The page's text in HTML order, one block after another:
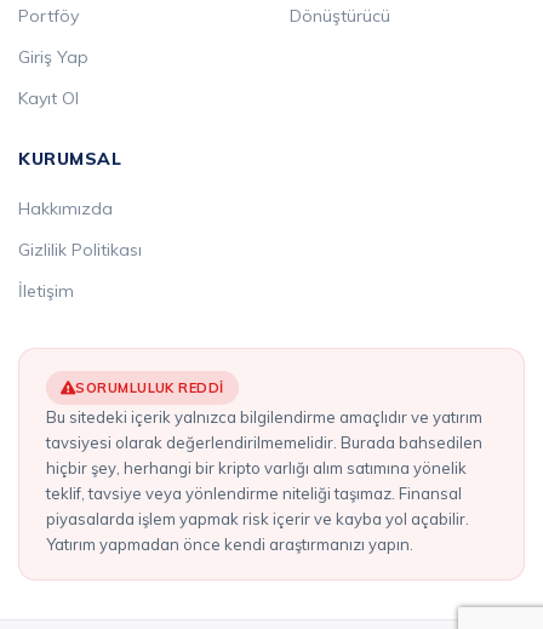
Portföy
Giriş Yap
Kayıt Ol
Dönüştürücü
KURUMSAL
Hakkımızda
Gizlilik Politikası
İletişim
SORUMLULUK REDDI
Bu sitedeki içerik yalnızca bilgilendirme amaçlıdır ve yatırım
tavsiyesi olarak değerlendirilmemelidir. Burada bahsedilen
hiçbir şey, herhangi bir kripto varlığı alım satımına yönelik
teklif, tavsiye veya yönlendirme niteliği taşımaz. Finansal
piyasalarda işlem yapmak risk içerir ve kayba yol açabilir.
Yatırım yapmadan önce kendi araştırmanızı yapın.